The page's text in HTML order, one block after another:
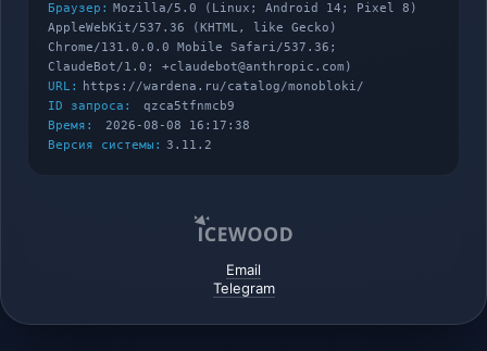
Браузер: Mozilla/5.0 (Linux; Android 14; Pixel 8)
AppleWebKit/537.36 (KHTML, like Gecko)
Chrome/131.0.0.0 Mobile Safari/537.36;
ClaudeBot/1.0; +claudebot@anthropic.com)
URL:
https://wardena.ru/catalog/monobloki/
ID запроса:
qzca5tfnmcb9
Время:
2026-08-08 16:17:38
Версия системы: 3.11.2
Email
Telegram